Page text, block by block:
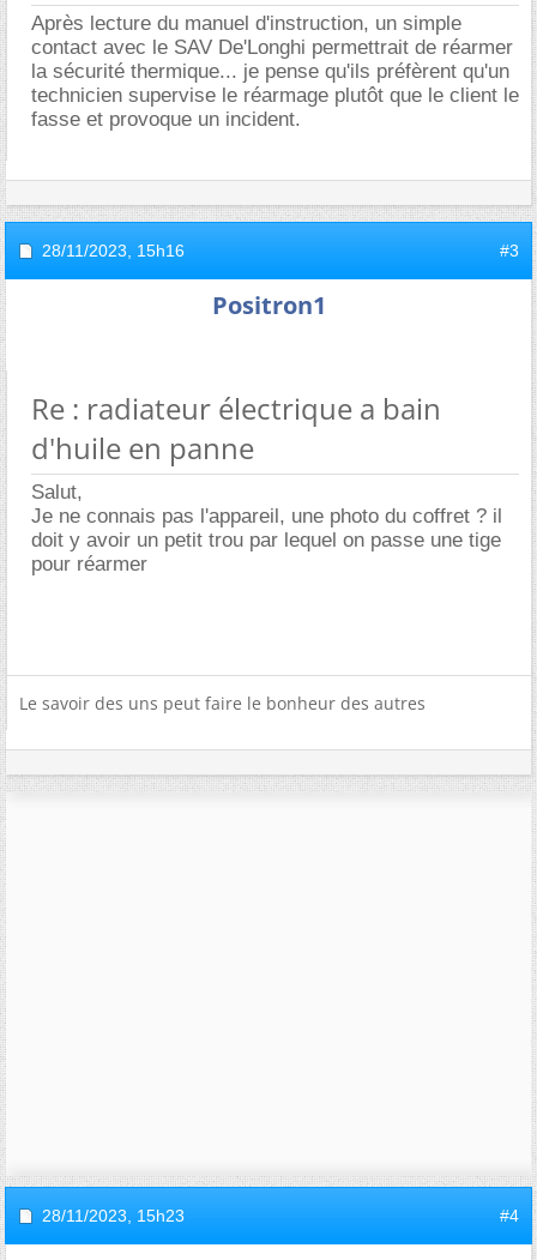
Après lecture du manuel d'instruction, un simple
contact avec le SAV De'Longhi permettrait de réarmer
la sécurité thermique... je pense qu'ils préfèrent qu'un
technicien supervise le réarmage plutôt que le client le
fasse et provoque un incident.
28/11/2023, 15h16 #3
Positron1
Re : radiateur électrique a bain
d'huile en panne
Salut,
Je ne connais pas l'appareil, une photo du coffret ? il
doit y avoir un petit trou par lequel on passe une tige
pour réarmer
Le savoir des uns peut faire le bonheur des autres
28/11/2023, 15h23 #4